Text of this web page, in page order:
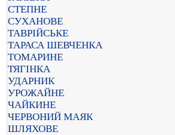
СТЕПНЕ
СУХАНОВЕ
ТАВРІЙСЬКЕ
ТАРАСА ШЕВЧЕНКА
ТОМАРИНЕ
ТЯГІНКА
УДАРНИК
УРОЖАЙНЕ
ЧАЙКИНЕ
ЧЕРВОНИЙ МАЯК
ШЛЯХОВЕ